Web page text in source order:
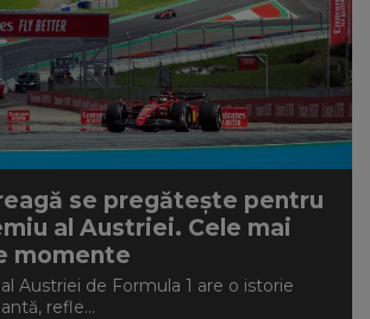
se pregătește pentru
al Austriei. Cele mai
momente
Austriei de Formula 1 are o istorie
refle...